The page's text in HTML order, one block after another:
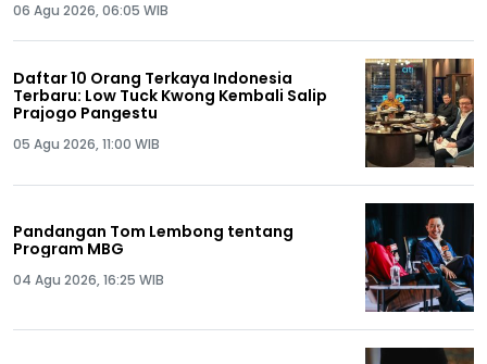
06 Agu 2026, 06:05 WIB
Daftar 10 Orang Terkaya Indonesia
Terbaru: Low Tuck Kwong Kembali Salip
Prajogo Pangestu
05 Agu 2026, 11:00 WIB
Pandangan Tom Lembong tentang
Program MBG
04 Agu 2026, 16:25 WIB